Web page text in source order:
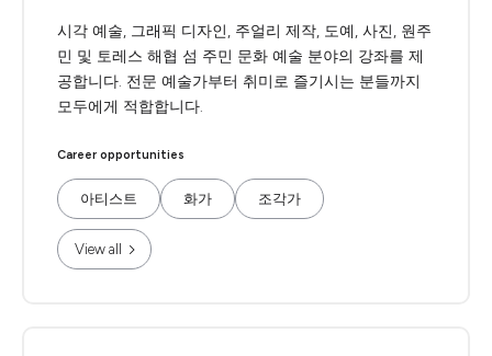
시각 예술, 그래픽 디자인, 주얼리 제작, 도예, 사진, 원주
민 및 토레스 해협 섬 주민 문화 예술 분야의 강좌를 제
공합니다. 전문 예술가부터 취미로 즐기시는 분들까지
모두에게 적합합니다.
Career opportunities
아티스트 화가 조각가
View all